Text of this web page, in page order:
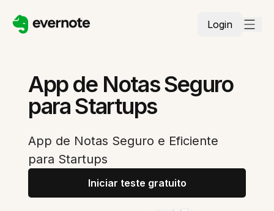
Login
App de Notas Seguro
para Startups
App de Notas Seguro e Eficiente
para Startups
Iniciar teste gratuito